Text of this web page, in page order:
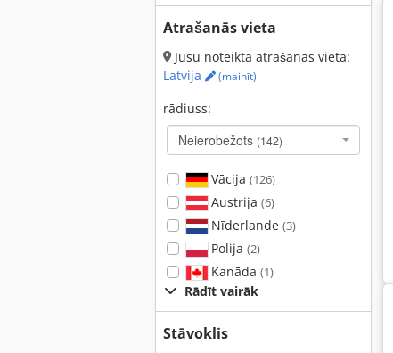
Atrašanās vieta
Jūsu noteiktā atrašanās vieta:
Latvija
(mainīt)
rādiuss:
Neierobežots (142)
Vācija (126)
Austrija (6)
Nīderlande (3)
Polija (2)
Kanāda (1)
Rādīt vairāk
Stāvoklis